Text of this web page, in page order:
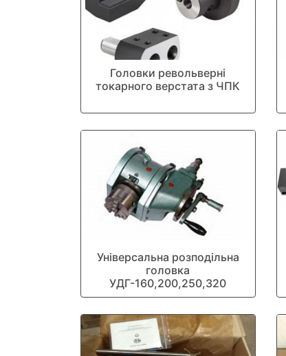
Головки револьверні
токарного верстата з ЧПК
Універсальна розподільна
головка
УДГ-160,200,250,320